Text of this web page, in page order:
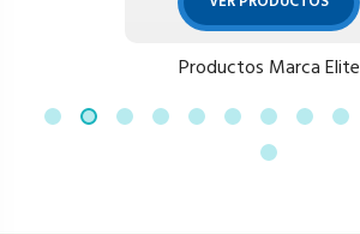
Productos Marca Elite